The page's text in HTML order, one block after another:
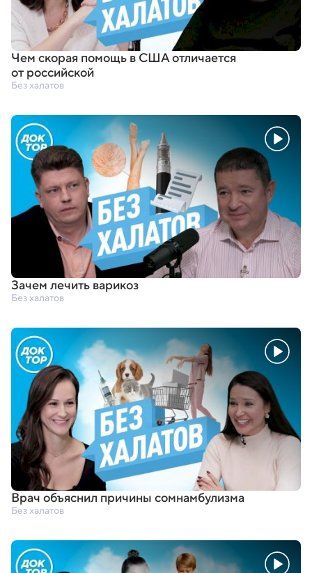
Чем скорая помощь в США отличается
от российской
Без халатов
Зачем лечить варикоз
Без халатов
Врач объяснил причины сомнамбулизма
Без халатов